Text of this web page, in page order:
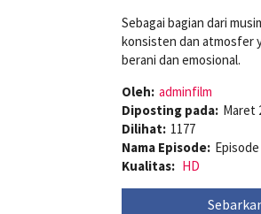
Sebagai bagian dari
konsisten dan atmosfer
berani dan emosional.
Oleh: adminfilm
Diposting pada: Maret
Dilihat: 1177
Nama Episode:
Kualitas: HD